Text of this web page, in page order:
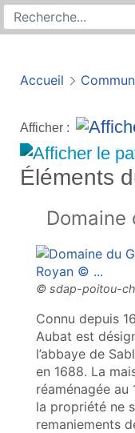
Recherche
Rechercher
Accueil
Afficher :
Éléments
Domaine
Connu depuis
Aubat est
l’abbaye de
en 1688. La
réaménagée au
la propriété ne
remaniements